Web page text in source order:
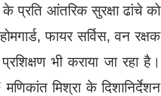
प्रति आंतरिक सुरक्षा ढांचे को
फायर सर्विस, वन रक्षक
भी कराया जा रहा है।
मिश्रा के दिशानिर्देशन